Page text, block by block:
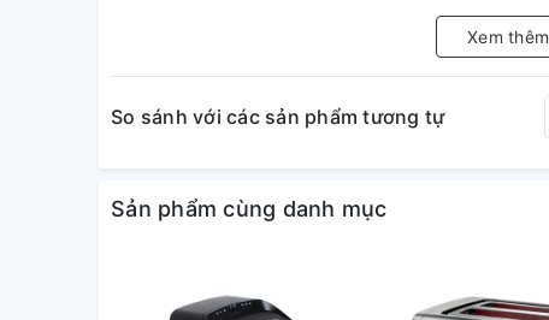
Thiết kế phong cách Châu Âu
Hàn Quốc thu hút ánh nhìn với thiết kế theo phong
lâu phai màu và không mau dơ.
Xem thêm
So sánh với các sản phẩm tương tự
Sản phẩm cùng danh mục